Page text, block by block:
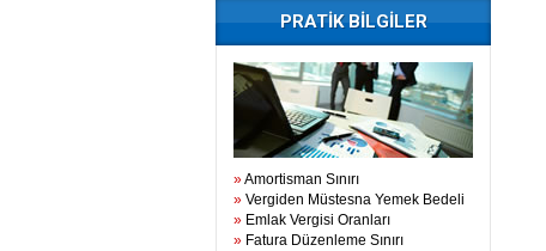
PRATİK BİLGİLER
»Amortisman Sınırı
» Vergiden Müstesna Yemek Bedeli
» Emlak Vergisi Oranları
» Fatura Düzenleme Sınırı